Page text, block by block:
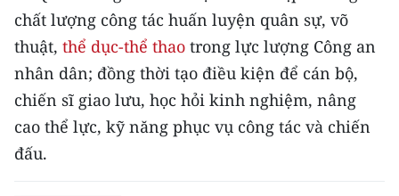
RADIO
MEDIA CENTER
E-Magazine
Video
chất lượng công tác huấn luyện quân sự, võ
thuật, thể dục-thể thao trong lực lượng Công an
nhân dân; đồng thời tạo điều kiện để cán bộ,
chiến sĩ giao lưu, học hỏi kinh nghiệm, nâng
cao thể lực, kỹ năng phục vụ công tác và chiến
đấu.